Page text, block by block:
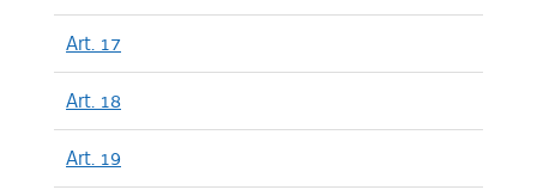
Art. 17
Art. 18
Art. 19